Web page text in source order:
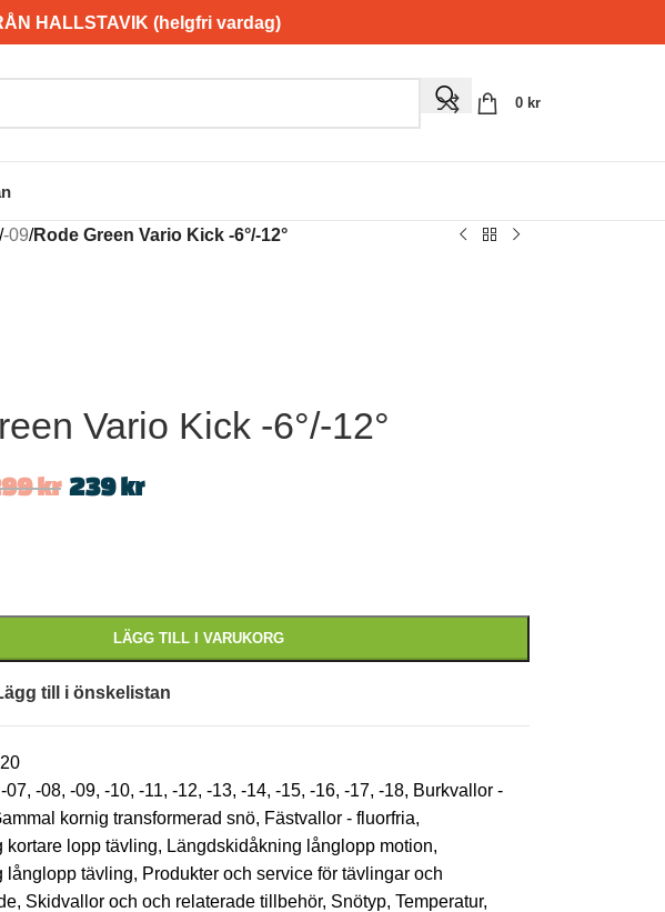
HALLSTAVIK (helgfri vardag)
0 kr
-09/Rode Green Vario Kick -6°/-12°
Vario Kick -6°/-12°
kr 239kr
LÄGG TILL I VARUKORG
till i önskelistan
-07, -08, -09, -10, -11, -12, -13, -14, -15, -16, -17, -18, Burkvallor -
kornig transformerad snö, Fästvallor - fluorfria,
kortare lopp tävling, Längdskidåkning långlopp motion,
långlopp tävling, Produkter och service för tävlingar och
, Skidvallor och och relaterade tillbehör, Snötyp, Temperatur,